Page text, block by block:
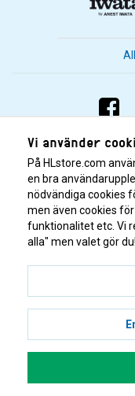
©
Vi använder
På HLstore.com
en bra
nödvändiga cookies
men även cookies
funktionalitet etc. Vi
alla" men valet gör du!